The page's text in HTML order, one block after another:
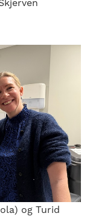
og Turid